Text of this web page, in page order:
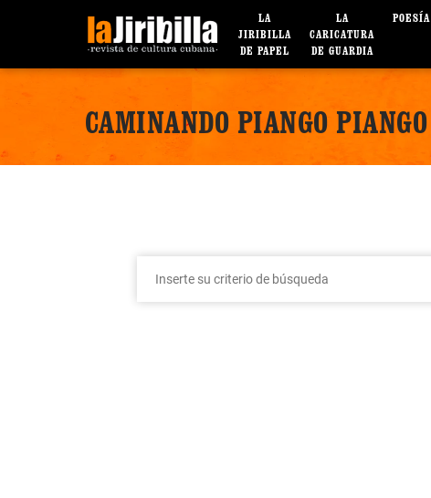
LA
JIRIBILLA
DE PAPEL
LA
CARICATURA
DE GUARDIA
POESÍA
CAMINANDO PIANGO PIANGO